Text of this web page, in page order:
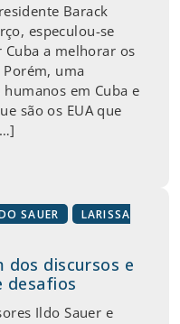
Barack
especulou-se
a melhorar os
uma
em Cuba e
são os EUA que
SAUER
LARISSA
dos discursos e
desafios
Ildo Sauer e